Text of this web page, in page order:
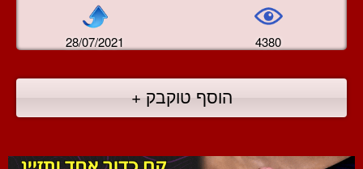
28/07/2021 4380
הוסף טוקבק +